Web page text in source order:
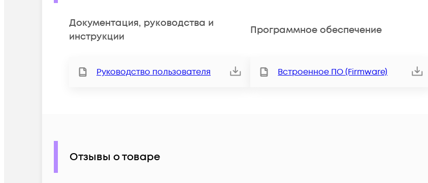
Документация, руководства и
инструкции
Руководство пользователя
Программное обеспечение
Встроенное ПО (Firmware)
Отзывы о товаре